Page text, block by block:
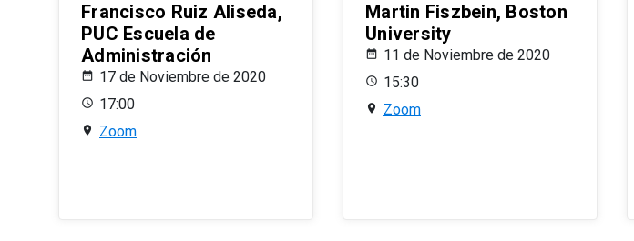
Francisco Ruiz Aliseda,
PUC Escuela de
Administración
17 de Noviembre de 2020
17:00
Zoom
Martin Fiszbein, Boston
University
11 de Noviembre de 2020
15:30
Zoom